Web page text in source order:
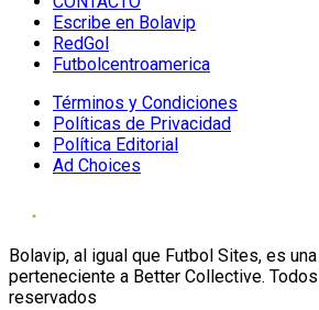
Escribe en Bolavip
RedGol
Futbolcentroamerica
Términos y Condiciones
Políticas de Privacidad
Política Editorial
Ad Choices
Bolavip, al igual que Futbol Sites, es
perteneciente a Better Collective.
reservados